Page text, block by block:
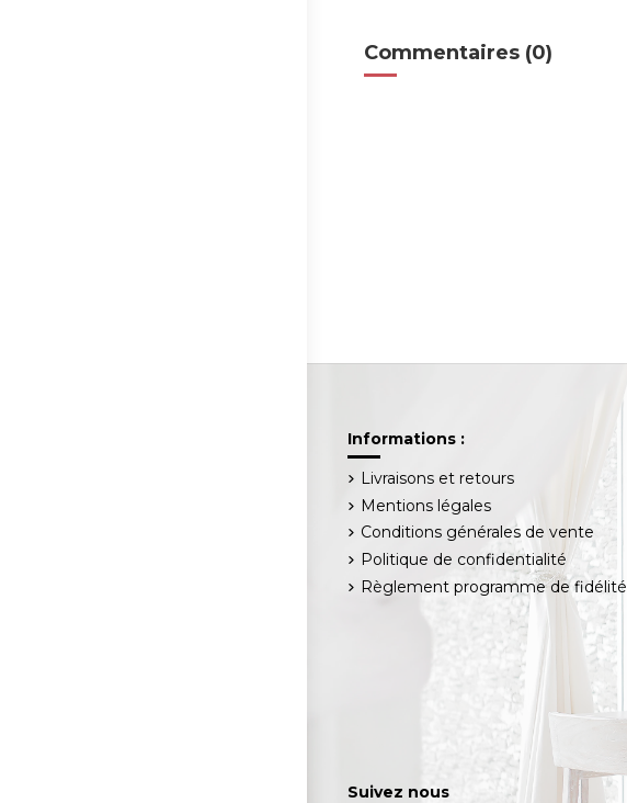
Commentaires (0)
Informations :
Livraisons et retours
Mentions légales
Conditions générales de vente
Politique de confidentialité
Règlement programme de fidélité
Suivez nous